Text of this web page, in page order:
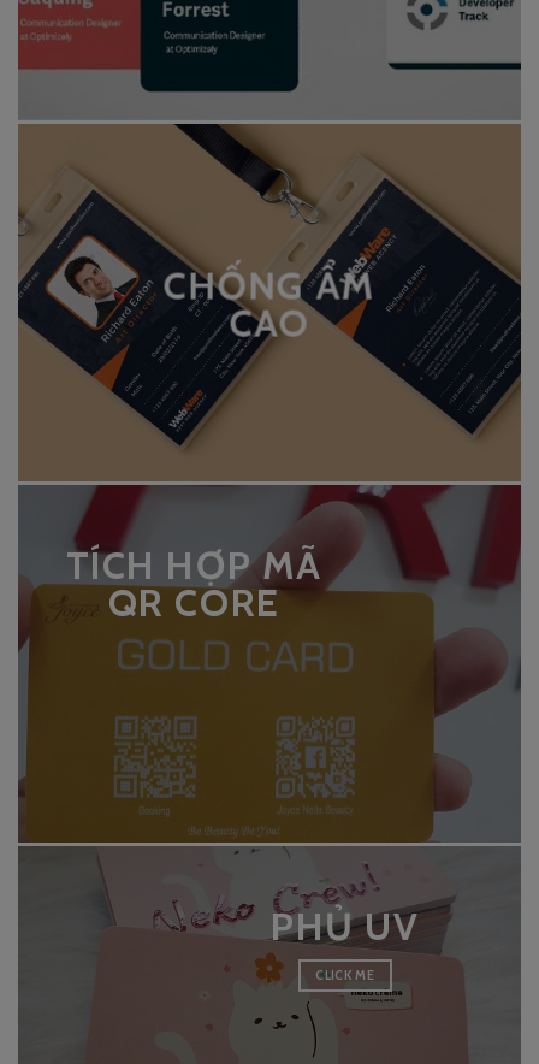
CHỐNG ẨM
CAO
TÍCH HỢP MÃ
QR CORE
PHỦ UV
CLICK ME